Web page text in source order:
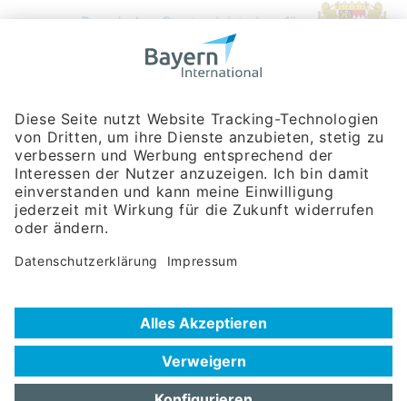
Bayerische Gesellschaft für Internationale
Rosenheimer Str. 143C
81671 München
Tel:+49 180 5949260
(Festnetz 14 ct/min, Mobil max. 42 ct/min)
Hotline
Datenschutzerklärung
Nutzungsbedingungen
Häufig gestellte Fragen (FAQ)